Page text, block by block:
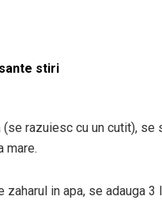
stiri
(se razuiesc cu un cutit),
mare.
zaharul in apa, se adauga